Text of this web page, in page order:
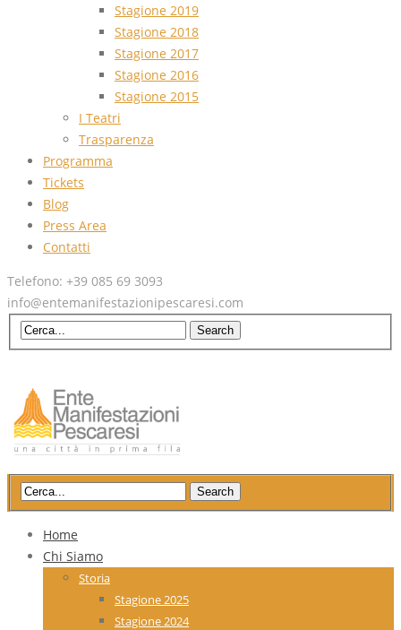
Stagione 2019
Stagione 2018
Stagione 2017
Stagione 2016
Stagione 2015
I Teatri
Trasparenza
Programma
Tickets
Blog
Press Area
Contatti
Telefono: +39 085 69 3093
info@entemanifestazionipescaresi.com
Home
Chi Siamo
Storia
Stagione 2025
Stagione 2024